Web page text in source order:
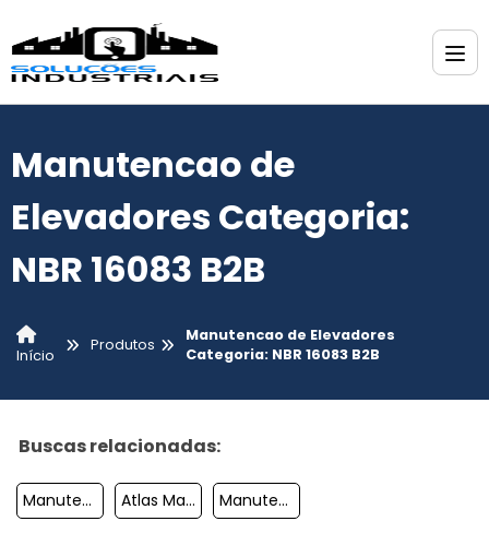
Manutencao de
Elevadores Categoria:
NBR 16083 B2B
Início
Produtos
Manutencao de Elevadores
Categoria: NBR 16083 B2B
Buscas relacionadas:
Manutenção De Elevadores Sp Atlas Manutenção De Elevadores Manutenção De Elevadores Hidráulicos